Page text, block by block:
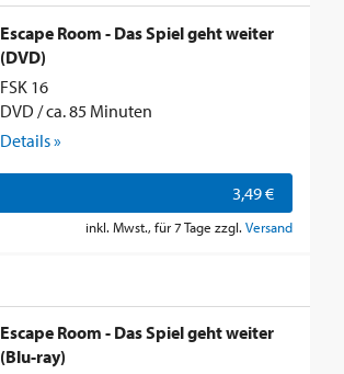
Escape Room - Das Spiel geht weiter
(DVD)
FSK 16
DVD / ca. 85 Minuten
Details »
3,49 €
inkl. Mwst., für 7 Tage zzgl. Versand
Escape Room - Das Spiel geht weiter
(Blu-ray)